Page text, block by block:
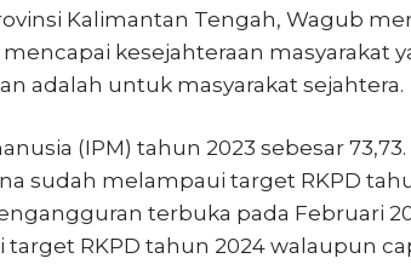
Kalimantan Tengah, Wagub
kesejahteraan masyarakat
adalah untuk masyarakat sejahtera.
(IPM) tahun 2023 sebesar
sudah melampaui target RKPD
terbuka pada Februari
RKPD tahun 2024 walaupun